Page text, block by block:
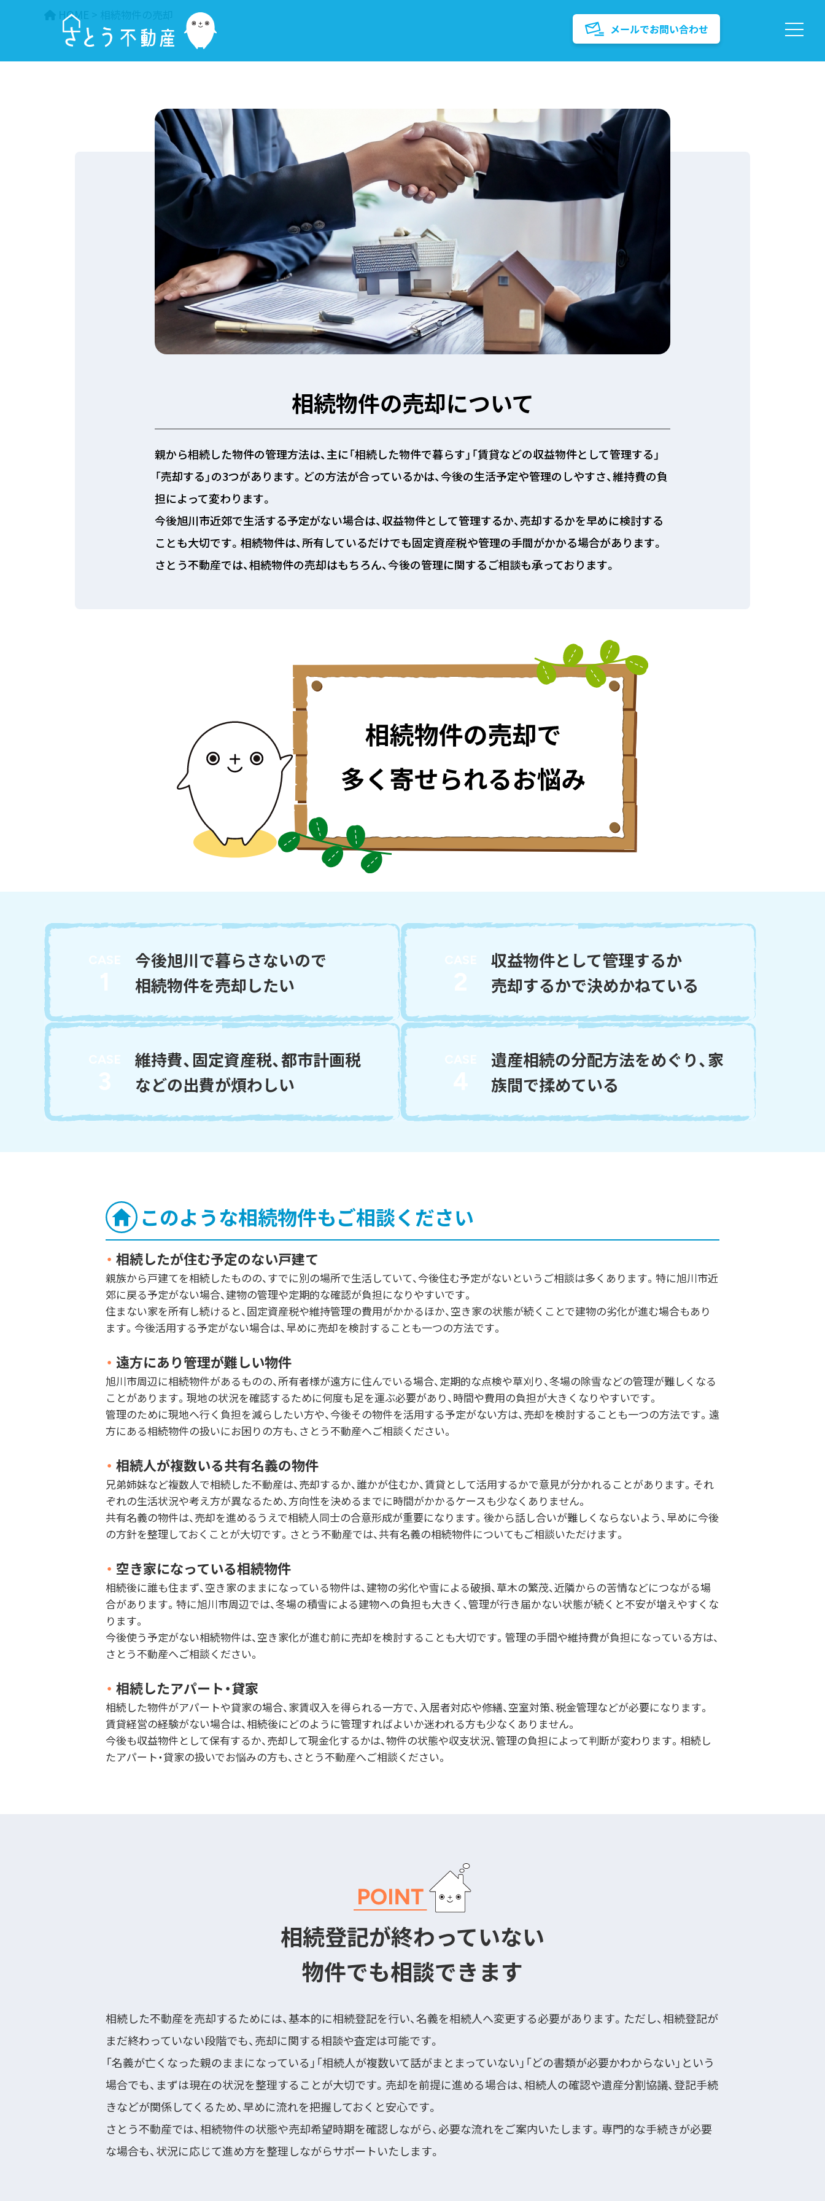
HOME
相続物件の売却について
親から相続した物件の管理方法は、主に「相続した物件で暮らす」「賃貸などの収益物件として管理する」
「売却する」の3つがあります。どの方法が合っているかは、今後の生活予定や管理のしやすさ、維持費の負
担によって変わります。
今後旭川市近郊で生活する予定がない場合は、収益物件として管理するか、売却するかを早めに検討する
ことも大切です。相続物件は、所有しているだけでも固定資産税や管理の手間がかかる場合があります。
さとう不動産では、相続物件の売却はもちろん、今後の管理に関するご相談も承っております。
今後旭川で暮らさないので
相続物件を売却したい
収益物件として管理するか
売却するかで決めかねている
維持費、固定資産税、都市計画税
などの出費が煩わしい
遺産相続の分配方法をめぐり、家
族間で揉めている
このような相続物件もご相談ください
・ 相続したが住む予定のない戸建て
親族から戸建てを相続したものの、すでに別の場所で生活していて、今後住む予定がないというご相談は多くあります。特に旭川市近
郊に戻る予定がない場合、建物の管理や定期的な確認が負担になりやすいです。
住まない家を所有し続けると、固定資産税や維持管理の費用がかかるほか、空き家の状態が続くことで建物の劣化が進む場合もあり
ます。今後活用する予定がない場合は、早めに売却を検討することも一つの方法です。
・ 遠方にあり管理が難しい物件
旭川市周辺に相続物件があるものの、所有者様が遠方に住んでいる場合、定期的な点検や草刈り、冬場の除雪などの管理が難しくなる
ことがあります。現地の状況を確認するために何度も足を運ぶ必要があり、時間や費用の負担が大きくなりやすいです。
管理のために現地へ行く負担を減らしたい方や、今後その物件を活用する予定がない方は、売却を検討することも一つの方法です。遠
方にある相続物件の扱いにお困りの方も、さとう不動産へご相談ください。
・ 相続人が複数いる共有名義の物件
兄弟姉妹など複数人で相続した不動産は、売却するか、誰かが住むか、賃貸として活用するかで意見が分かれることがあります。それ
ぞれの生活状況や考え方が異なるため、方向性を決めるまでに時間がかかるケースも少なくありません。
共有名義の物件は、売却を進めるうえで相続人同士の合意形成が重要になります。後から話し合いが難しくならないよう、早めに今後
の方針を整理しておくことが大切です。さとう不動産では、共有名義の相続物件についてもご相談いただけます。
・ 空き家になっている相続物件
相続後に誰も住まず、空き家のままになっている物件は、建物の劣化や雪による破損、草木の繁茂、近隣からの苦情などにつながる場
合があります。特に旭川市周辺では、冬場の積雪による建物への負担も大きく、管理が行き届かない状態が続くと不安が増えやすくな
ります。
今後使う予定がない相続物件は、空き家化が進む前に売却を検討することも大切です。管理の手間や維持費が負担になっている方は、
さとう不動産へご相談ください。
・ 相続したアパート・貸家
相続した物件がアパートや貸家の場合、家賃収入を得られる一方で、入居者対応や修繕、空室対策、税金管理などが必要になります。
賃貸経営の経験がない場合は、相続後にどのように管理すればよいか迷われる方も少なくありません。
今後も収益物件として保有するか、売却して現金化するかは、物件の状態や収支状況、管理の負担によって判断が変わります。相続し
たアパート・貸家の扱いでお悩みの方も、さとう不動産へご相談ください。
相続登記が終わっていない
物件でも相談できます
相続した不動産を売却するためには、基本的に相続登記を行い、名義を相続人へ変更する必要があります。ただし、相続登記が
まだ終わっていない段階でも、売却に関する相談や査定は可能です。
「名義が亡くなった親のままになっている」「相続人が複数いて話がまとまっていない」「どの書類が必要かわからない」という
場合でも、まずは現在の状況を整理することが大切です。売却を前提に進める場合は、相続人の確認や遺産分割協議、登記手続
きなどが関係してくるため、早めに流れを把握しておくと安心です。
さとう不動産では、相続物件の状態や売却希望時期を確認しながら、必要な流れをご案内いたします。専門的な手続きが必要
な場合も、状況に応じて進め方を整理しながらサポートいたします。